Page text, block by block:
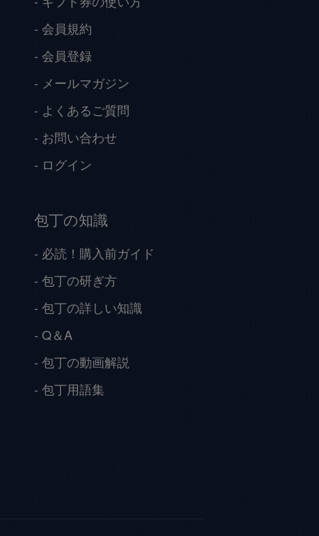
会員規約
会員登録
メールマガジン
よくあるご質問
お問い合わせ
ログイン
包丁の知識
必読！購入前ガイド
包丁の研ぎ方
包丁の詳しい知識
Q＆A
包丁の動画解説
包丁用語集